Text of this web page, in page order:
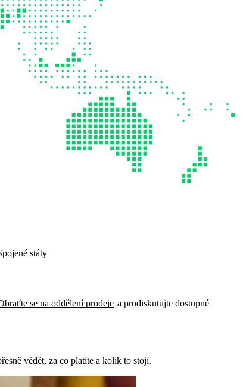
státy
se na oddělení prodeje a prodiskutujte dostupné
vědět, za co platíte a kolik to stojí.